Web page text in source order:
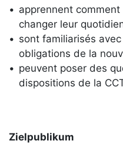
apprennent
changer leur
sont familiarisés
obligations de la
peuvent poser des
dispositions de la
Zielpublikum